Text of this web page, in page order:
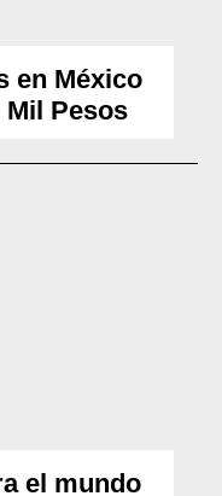
en México
Mil Pesos
el mundo